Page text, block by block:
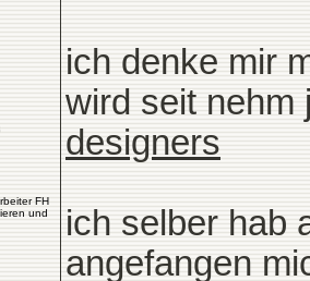
FH
und
ich denke mir
wird seit
designers
ich selber hab
angefangen